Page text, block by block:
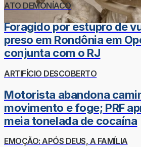
ATO DEMONÍACO
Foragido por estupro de
preso em Rondônia em
conjunta com o RJ
ARTIFÍCIO DESCOBERTO
Motorista abandona
movimento e foge; PRF
meia tonelada de cocaína
EMOÇÃO: APÓS DEUS, A FAMÍLIA